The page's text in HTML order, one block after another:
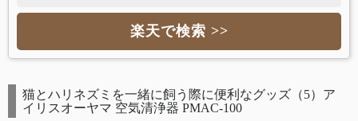
楽天で検索 >>
猫とハリネズミを一緒に飼う際に便利なグッズ（5）ア
イリスオーヤマ 空気清浄器 PMAC-100